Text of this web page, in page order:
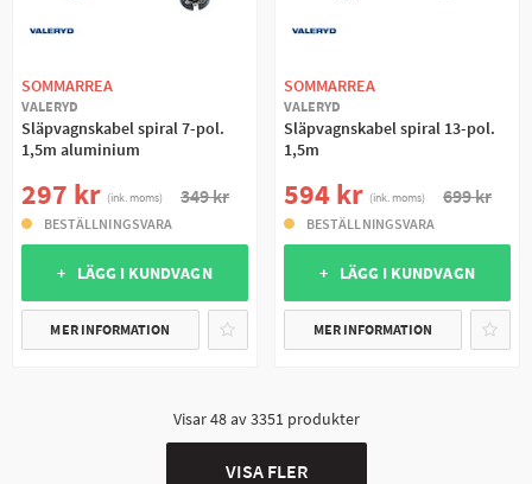
SOMMARREA
VALERYD
Släpvagnskabel spiral 7-pol.
1,5m aluminium
297 kr (ink. moms) 349 kr
BESTÄLLNINGSVARA
+ LÄGG I KUNDVAGN
MER INFORMATION
SOMMARREA
VALERYD
Släpvagnskabel spiral 13-pol.
1,5m
594 kr (ink. moms) 699 kr
BESTÄLLNINGSVARA
+ LÄGG I KUNDVAGN
MER INFORMATION
Visar48av3351produkter
VISA FLER